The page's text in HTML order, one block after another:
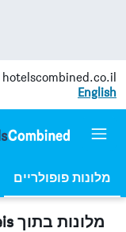
hotelscombined.co.il
English
מלונות פופולריים
מלונות בתוך Wetteraukreis